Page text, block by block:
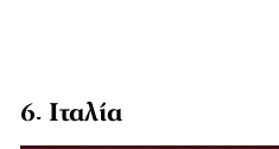
6. Ιταλία